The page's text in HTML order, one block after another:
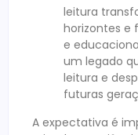
leitura
horizontes e
e
um legado
leitura e
futuras
A expectativa é